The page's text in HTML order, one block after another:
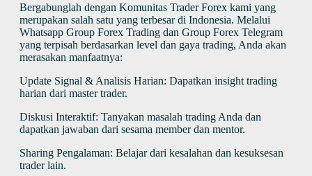
Bergabunglah dengan Komunitas Trader Forex kami yang
merupakan salah satu yang terbesar di Indonesia. Melalui
Whatsapp Group Forex Trading dan Group Forex Telegram
yang terpisah berdasarkan level dan gaya trading, Anda akan
merasakan manfaatnya:
Update Signal & Analisis Harian: Dapatkan insight trading
harian dari master trader.
Diskusi Interaktif: Tanyakan masalah trading Anda dan
dapatkan jawaban dari sesama member dan mentor.
Sharing Pengalaman: Belajar dari kesalahan dan kesuksesan
trader lain.